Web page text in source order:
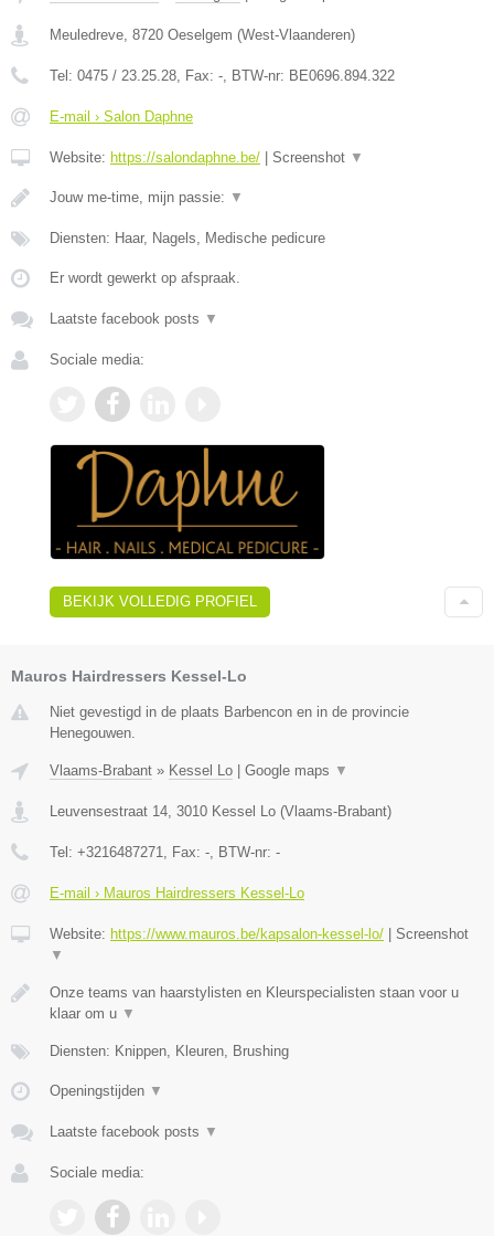
Meuledreve, 8720 Oeselgem (West-Vlaanderen)
Tel: 0475 / 23.25.28, Fax: -, BTW-nr: BE0696.894.322
E-mail › Salon Daphne
Website: https://salondaphne.be/ Screenshot ▼
Jouw me-time, mijn passie: ▼
Diensten: Haar, Nagels, Medische pedicure
Er wordt gewerkt op afspraak.
Laatste facebook posts ▼
Sociale media:
BEKIJK VOLLEDIG PROFIEL
Mauros Hairdressers Kessel-Lo
Niet gevestigd in de plaats Barbencon en in de provincie
Henegouwen.
Vlaams-Brabant » Kessel Lo | Google maps ▼
Leuvensestraat 14 3010 Kessel Lo (Vlaams-Brabant)
Tel: +3216487271 , Fax: - , BTW-nr: -
E-mail › Mauros Hairdressers Kessel-Lo
Website: https://www.mauros.be/kapsalon-kessel-lo/ | Screenshot
▼
Onze teams van haarstylisten en Kleurspecialisten staan voor u
klaar om u ▼
Diensten: Knippen, Kleuren, Brushing
Openingstijden ▼
Laatste facebook posts ▼
Sociale media: